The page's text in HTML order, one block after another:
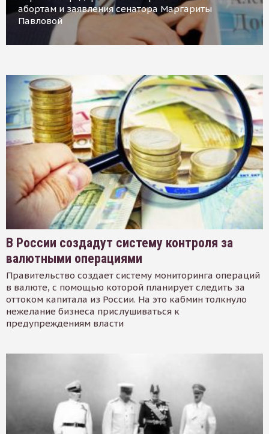
абортам и заявления сенатора Маргариты
Павловой
В России создадут систему контроля за
валютными операциями
Правительство создает систему мониторинга операций
в валюте, с помощью которой планирует следить за
оттоком капитала из России. На это кабмин толкнуло
нежелание бизнеса прислушиваться к
предупреждениям власти